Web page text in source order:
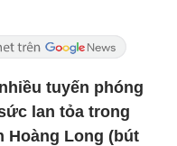
tuyến phóng
lan tỏa trong
Hoàng Long (bút